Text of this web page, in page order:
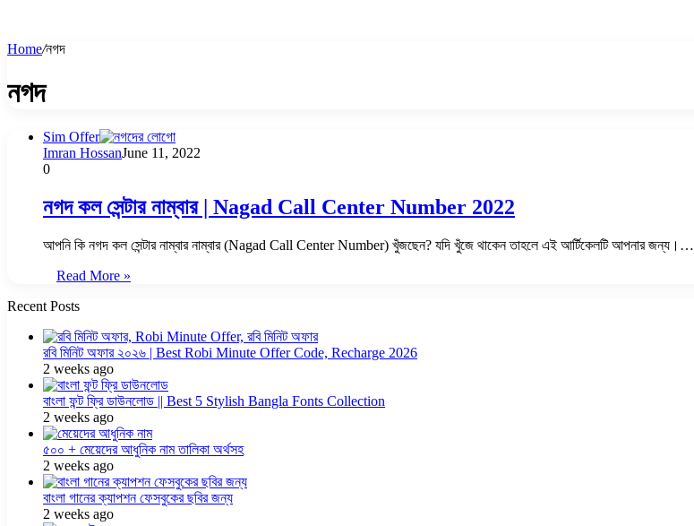
Home/নগদ
নগদ
Sim Offer
Imran HossanJune 11, 2022
0
নগদ কল সেন্টার নাম্বার | Nagad Call Center Number 2022
আপনি কি নগদ কল সেন্টার নাম্বার নাম্বার (Nagad Call Center Number) খুঁজছেন? যদি খুঁজে থাকেন তাহলে এই আর্টিকেলটি আপনার জন্য।…
Read More »
Recent Posts
রবি মিনিট অফার ২০২৬ | Best Robi Minute Offer Code, Recharge 2026
2 weeks ago
বাংলা ফন্ট ফ্রি ডাউনলোড || Best 5 Stylish Bangla Fonts Collection
2 weeks ago
৫০০ + মেয়েদের আধুনিক নাম তালিকা অর্থসহ
2 weeks ago
বাংলা গানের ক্যাপশন ফেসবুকের ছবির জন্য
2 weeks ago